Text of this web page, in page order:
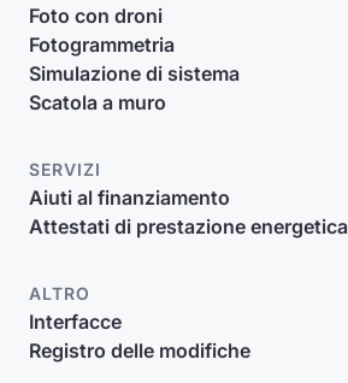
Foto con droni
Fotogrammetria
Simulazione di sistema
Scatola a muro
SERVIZI
Aiuti al finanziamento
Attestati di prestazione energetica
ALTRO
Interfacce
Registro delle modifiche